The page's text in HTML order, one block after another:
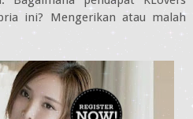
ini? Mengerikan atau malah